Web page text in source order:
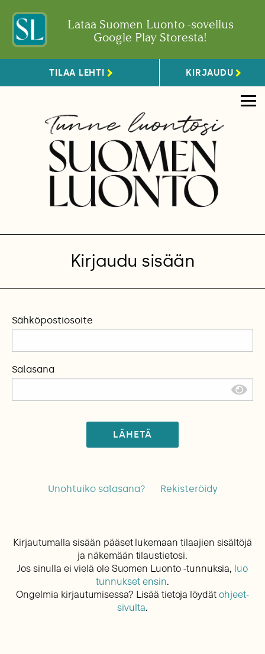
Lataa Suomen Luonto -sovellus
Google Play Storesta!
TILAA LEHTI KIRJAUDU
Kirjaudu sisään
Sähköpostiosoite
Salasana
LÄHETÄ
Unohtuiko salasana? Rekisteröidy
Kirjautumalla sisään pääset lukemaan tilaajien sisältöjä
ja näkemään tilaustietosi.
Jos sinulla ei vielä ole Suomen Luonto -tunnuksia, luo
tunnukset ensin.
Ongelmia kirjautumisessa? Lisää tietoja löydätohjeet-
sivulta.